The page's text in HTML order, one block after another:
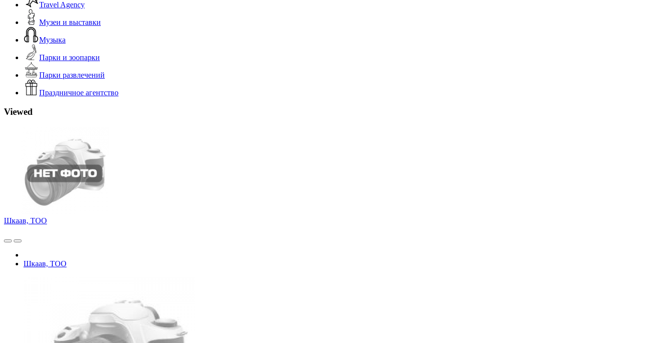
Travel Agency
Музеи и выставки
Музыка
Парки и зоопарки
Парки развлечений
Праздничное агентство
Viewed
Шкаав, ТОО
Шкаав, ТОО